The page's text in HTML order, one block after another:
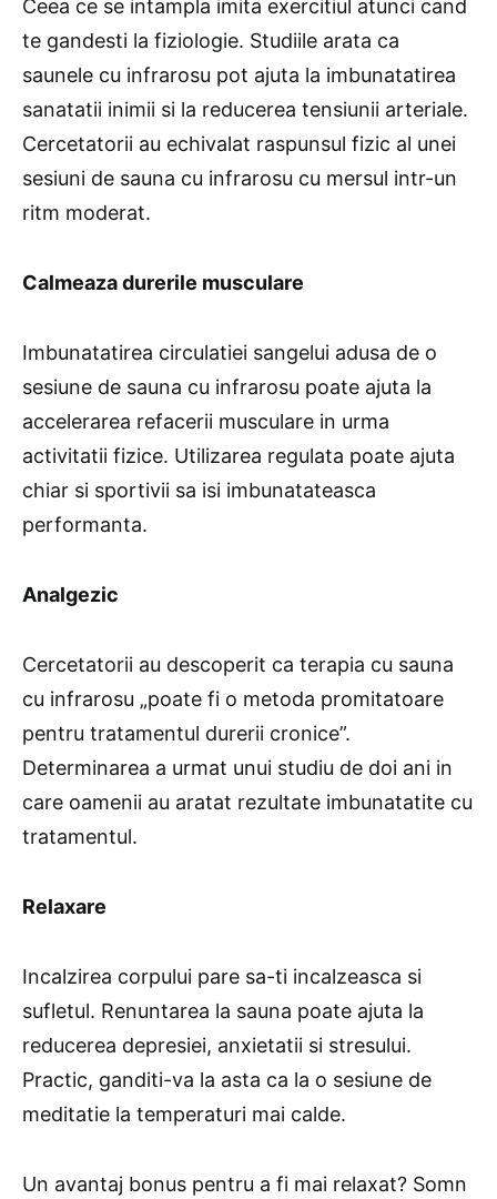
Ceea ce se intampla imita exercitiul atunci cand
te gandesti la fiziologie. Studiile arata ca
saunele cu infrarosu pot ajuta la imbunatatirea
sanatatii inimii si la reducerea tensiunii arteriale.
Cercetatorii au echivalat raspunsul fizic al unei
sesiuni de sauna cu infrarosu cu mersul intr-un
ritm moderat.
Calmeaza durerile musculare
Imbunatatirea circulatiei sangelui adusa de o
sesiune de sauna cu infrarosu poate ajuta la
accelerarea refacerii musculare in urma
activitatii fizice. Utilizarea regulata poate ajuta
chiar si sportivii sa isi imbunatateasca
performanta.
Analgezic
Cercetatorii au descoperit ca terapia cu sauna
cu infrarosu „poate fi o metoda promitatoare
pentru tratamentul durerii cronice”.
Determinarea a urmat unui studiu de doi ani in
care oamenii au aratat rezultate imbunatatite cu
tratamentul.
Relaxare
Incalzirea corpului pare sa-ti incalzeasca si
sufletul. Renuntarea la sauna poate ajuta la
reducerea depresiei, anxietatii si stresului.
Practic, ganditi-va la asta ca la o sesiune de
meditatie la temperaturi mai calde.
Un avantaj bonus pentru a fi mai relaxat? Somn